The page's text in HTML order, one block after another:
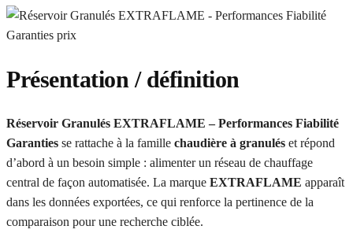
Présentation / définition
Réservoir Granulés EXTRAFLAME – Performances Fiabilité
Garanties se rattache à la famille chaudière à granulés et répond
d’abord à un besoin simple : alimenter un réseau de chauffage
central de façon automatisée. La marque EXTRAFLAME apparaît
dans les données exportées, ce qui renforce la pertinence de la
comparaison pour une recherche ciblée.